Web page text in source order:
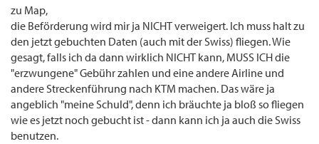
zu Map,
die Beförderung wird mir ja NICHT verweigert. Ich muss halt zu
den jetzt gebuchten Daten (auch mit der Swiss) fliegen. Wie
gesagt, falls ich da dann wirklich NICHT kann, MUSS ICH die
"erzwungene" Gebühr zahlen und eine andere Airline und
andere Streckenführung nach KTM machen. Das wäre ja
angeblich "meine Schuld", denn ich bräuchte ja bloß so fliegen
wie es jetzt noch gebucht ist - dann kann ich ja auch die Swiss
benutzen.